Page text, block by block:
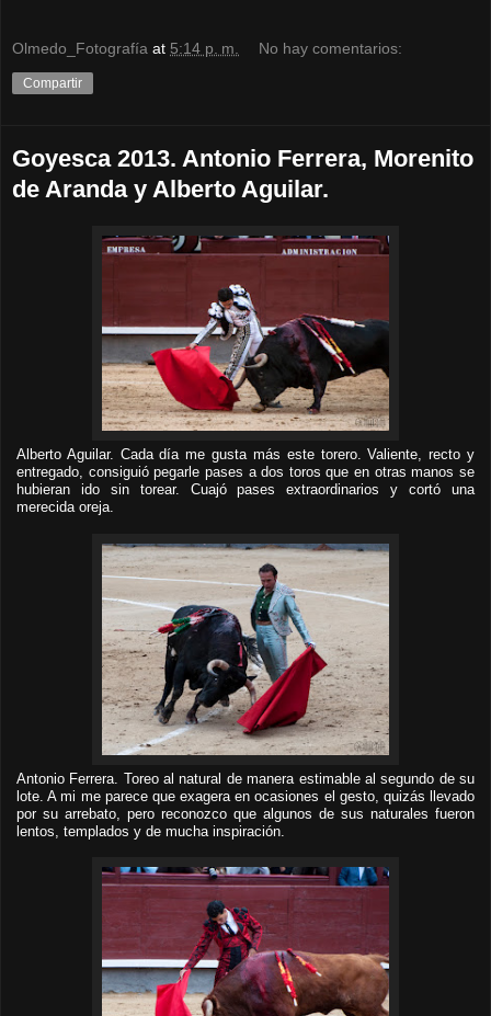
Olmedo_Fotografía at 5:14 p. m. No hay comentarios:
Compartir
Goyesca 2013. Antonio Ferrera, Morenito
de Aranda y Alberto Aguilar.
Alberto Aguilar. Cada día me gusta más este torero. Valiente, recto y
entregado, consiguió pegarle pases a dos toros que en otras manos se
hubieran ido sin torear. Cuajó pases extraordinarios y cortó una
merecida oreja.
Antonio Ferrera. Toreo al natural de manera estimable al segundo de su
lote. A mi me parece que exagera en ocasiones el gesto, quizás llevado
por su arrebato, pero reconozco que algunos de sus naturales fueron
lentos, templados y de mucha inspiración.